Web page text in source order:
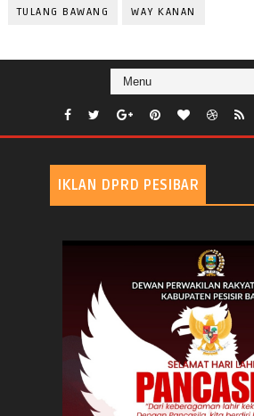
TULANG BAWANG WAY KANAN
IKLAN DPRD PESIBAR